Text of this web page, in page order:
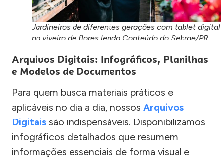
Jardineiros de diferentes gerações com tablet digital
no viveiro de flores lendo Conteúdo do Sebrae/PR.
Arquivos Digitais: Infográficos, Planilhas
e Modelos de Documentos
Para quem busca materiais práticos e
aplicáveis no dia a dia, nossos Arquivos
Digitais são indispensáveis. Disponibilizamos
infográficos detalhados que resumem
informações essenciais de forma visual e